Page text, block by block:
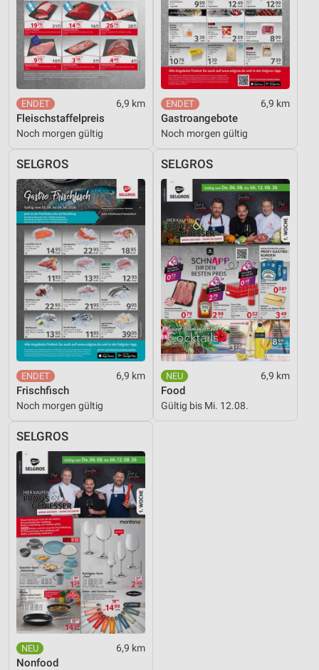
6,9 km
Fleischstaffelpreis
Noch morgen gültig
6,9 km
Gastroangebote
Noch morgen gültig
SELGROS
6,9 km
Frischfisch
Noch morgen gültig
SELGROS
6,9 km
Food
Gültig bis Mi. 12.08.
SELGROS
6,9 km
Nonfood